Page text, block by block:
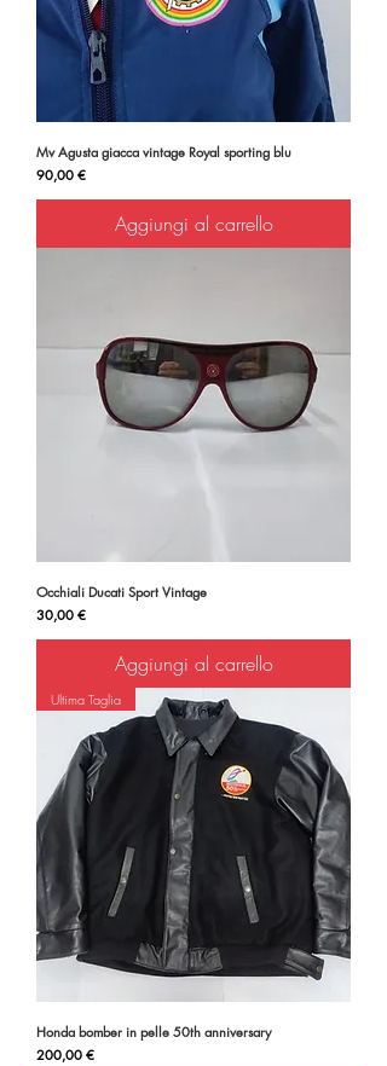
Mv Agusta giacca vintage Royal sporting blu
Prezzo
90,00 €
Aggiungi al carrello
Occhiali Ducati Sport Vintage
Prezzo
30,00 €
Aggiungi al carrello
Ultima Taglia
Honda bomber in pelle 50th anniversary
Prezzo
200,00 €